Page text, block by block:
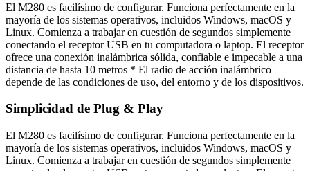
El M280 es facilísimo de configurar. Funciona perfectamente en la
mayoría de los sistemas operativos, incluidos Windows, macOS y
Linux. Comienza a trabajar en cuestión de segundos simplemente
conectando el receptor USB en tu computadora o laptop. El receptor
ofrece una conexión inalámbrica sólida, confiable e impecable a una
distancia de hasta 10 metros * El radio de acción inalámbrico
depende de las condiciones de uso, del entorno y de los dispositivos.
Simplicidad de Plug & Play
El M280 es facilísimo de configurar. Funciona perfectamente en la
mayoría de los sistemas operativos, incluidos Windows, macOS y
Linux. Comienza a trabajar en cuestión de segundos simplemente